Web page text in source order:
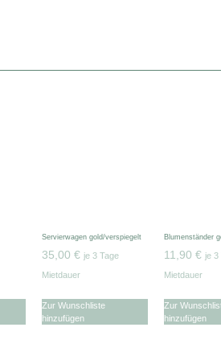
Servierwagen gold/verspiegelt
35,00 € je 3 Tage
Mietdauer
Zur Wunschliste
hinzufügen
Blumenständer
11,90 € je 3
Mietdauer
Zur
hinzufügen